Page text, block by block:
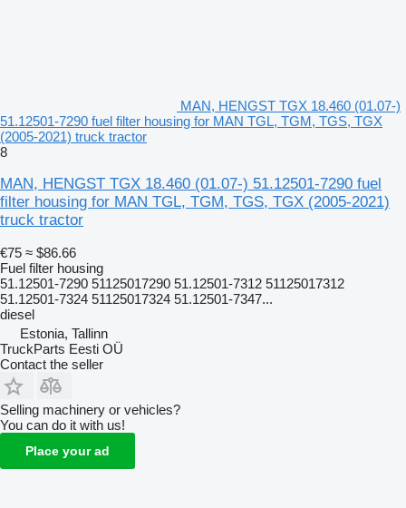
MAN, HENGST TGX 18.460 (01.07-)
51.12501-7290 fuel filter housing for MAN TGL, TGM, TGS, TGX
(2005-2021) truck tractor
8
MAN, HENGST TGX 18.460 (01.07-) 51.12501-7290 fuel
filter housing for MAN TGL, TGM, TGS, TGX (2005-2021)
truck tractor
€75 ≈ $86.66
Fuel filter housing
51.12501-7290 51125017290 51.12501-7312 51125017312
51.12501-7324 51125017324 51.12501-7347...
diesel
Estonia, Tallinn
TruckParts Eesti OÜ
Contact the seller
Selling machinery or vehicles?
You can do it with us!
Place your ad